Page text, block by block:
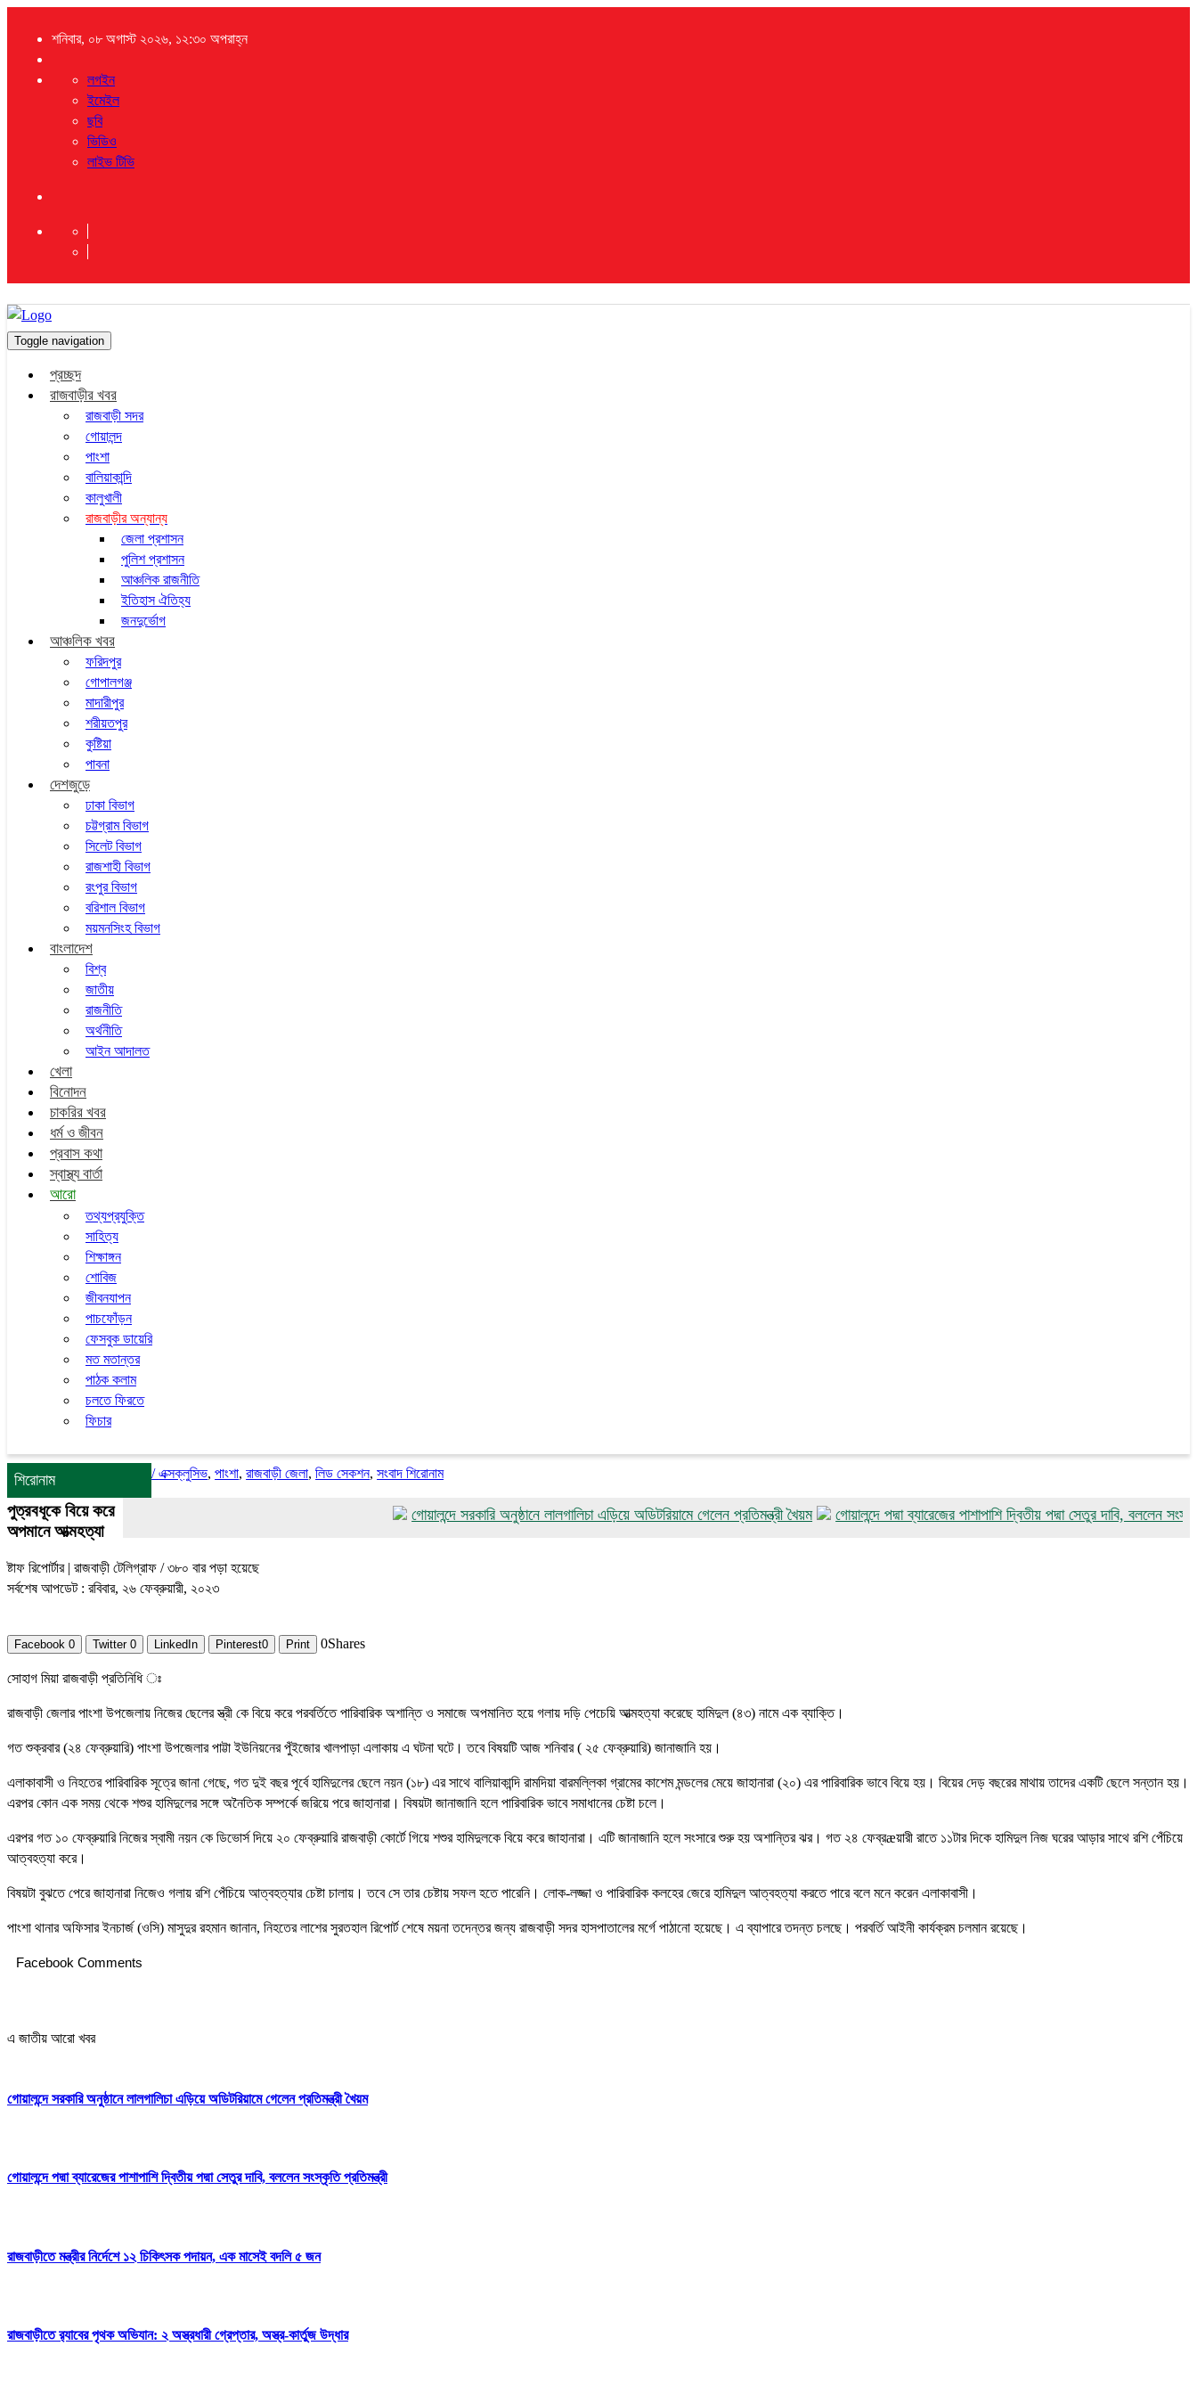
শনিবার, ০৮ অগাস্ট ২০২৬, ১২:৩০ অপরাহ্ন
লগইন
ইমেইল
ছবি
ভিডিও
লাইভ টিভি
Toggle navigation
প্রচ্ছদ
রাজবাড়ীর খবর
রাজবাড়ী সদর
গোয়ালন্দ
পাংশা
বালিয়াকান্দি
কালুখালী
রাজবাড়ীর অন্যান্য
জেলা প্রশাসন
পুলিশ প্রশাসন
আঞ্চলিক রাজনীতি
ইতিহাস ঐতিহ্য
জনদুর্ভোগ
আঞ্চলিক খবর
ফরিদপুর
গোপালগঞ্জ
মাদারীপুর
শরীয়তপুর
কুষ্টিয়া
পাবনা
দেশজুড়ে
ঢাকা বিভাগ
চট্টগ্রাম বিভাগ
সিলেট বিভাগ
রাজশাহী বিভাগ
রংপুর বিভাগ
বরিশাল বিভাগ
ময়মনসিংহ বিভাগ
বাংলাদেশ
বিশ্ব
জাতীয়
রাজনীতি
অর্থনীতি
আইন আদালত
খেলা
বিনোদন
চাকরির খবর
ধর্ম ও জীবন
প্রবাস কথা
স্বাস্থ্য বার্তা
আরো
তথ্যপ্রযুক্তি
সাহিত্য
শিক্ষাঙ্গন
শোবিজ
জীবনযাপন
পাচফোঁড়ন
ফেসবুক ডায়েরি
মত মতান্তর
পাঠক কলাম
চলতে ফিরতে
ফিচার
শিরোনাম
গোয়ালন্দে সরকারি অনুষ্ঠানে লালগালিচা এড়িয়ে অডিটরিয়ামে গেলেন প্রতিমন্ত্রী খৈয়ম
গোয়ালন্দে পদ্মা ব্যারেজের পাশাপাশি দ্বিতীয় পদ্মা সেতুর দাবি, বললেন সংস্কৃতি
/এক্সক্লুসিভ,পাংশা,রাজবাড়ী জেলা,লিড সেকশন,সংবাদ শিরোনাম
পুত্রবধূকে বিয়ে করে
অপমানে আত্মহত্যা
ষ্টাফ রিপোর্টার | রাজবাড়ী টেলিগ্রাফ / ৩৮০ বার পড়া হয়েছে
সর্বশেষ আপডেট : রবিবার, ২৬ ফেব্রুয়ারী, ২০২৩
Facebook 0 Twitter 0 LinkedIn Pinterest0 Print 0Shares
সোহাগ মিয়া রাজবাড়ী প্রতিনিধি ঃ
রাজবাড়ী জেলার পাংশা উপজেলায় নিজের ছেলের স্ত্রী কে বিয়ে করে পরবর্তিতে পারিবারিক অশান্তি ও সমাজে অপমানিত হয়ে গলায় দড়ি পেচেয়ি আত্মহত্যা করেছে হামিদুল (৪৩) নামে এক ব্যাক্তি।
গত শুক্রবার (২৪ ফেব্রুয়ারি) পাংশা উপজেলার পাট্টা ইউনিয়নের পুঁইজোর খালপাড়া এলাকায় এ ঘটনা ঘটে। তবে বিষয়টি আজ শনিবার ( ২৫ ফেব্রুয়ারি) জানাজানি হয়।
এলাকাবাসী ও নিহতের পারিবারিক সূত্রে জানা গেছে, গত দুই বছর পূর্বে হামিদুলের ছেলে নয়ন (১৮) এর সাথে বালিয়াকান্দি রামদিয়া বারমল্লিকা গ্রামের কাশেম মন্ডলের মেয়ে জাহানারা (২০) এর পারিবারিক ভাবে বিয়ে হয়। বিয়ের দেড় বছরের মাথায় তাদের একটি ছেলে সন্তান হয়।
এরপর কোন এক সময় থেকে শশুর হামিদুলের সঙ্গে অনৈতিক সম্পর্কে জরিয়ে পরে জাহানারা। বিষয়টা জানাজানি হলে পারিবারিক ভাবে সমাধানের চেষ্টা চলে।
এরপর গত ১০ ফেব্রুয়ারি নিজের স্বামী নয়ন কে ডিভোর্স দিয়ে ২০ ফেব্রুয়ারি রাজবাড়ী কোর্টে গিয়ে শশুর হামিদুলকে বিয়ে করে জাহানারা। এটি জানাজানি হলে সংসারে শুরু হয় অশান্তির ঝর। গত ২৪ ফেব্রæয়ারী রাতে ১১টার দিকে হামিদুল নিজ ঘরের আড়ার সাথে রশি পেঁচিয়ে
আত্বহত্যা করে।
বিষয়টা বুঝতে পেরে জাহানারা নিজেও গলায় রশি পেঁচিয়ে আত্বহত্যার চেষ্টা চালায়। তবে সে তার চেষ্টায় সফল হতে পারেনি। লোক-লজ্জা ও পারিবারিক কলহের জেরে হামিদুল আত্বহত্যা করতে পারে বলে মনে করেন এলাকাবাসী।
পাংশা থানার অফিসার ইনচার্জ (ওসি) মাসুদুর রহমান জানান, নিহতের লাশের সুরতহাল রিপোর্ট শেষে ময়না তদেন্তর জন্য রাজবাড়ী সদর হাসপাতালের মর্গে পাঠানো হয়েছে। এ ব্যাপারে তদন্ত চলছে। পরবর্তি আইনী কার্যক্রম চলমান রয়েছে।
Facebook Comments
এ জাতীয় আরো খবর
গোয়ালন্দে সরকারি অনুষ্ঠানে লালগালিচা এড়িয়ে অডিটরিয়ামে গেলেন প্রতিমন্ত্রী খৈয়ম
গোয়ালন্দে পদ্মা ব্যারেজের পাশাপাশি দ্বিতীয় পদ্মা সেতুর দাবি, বললেন সংস্কৃতি প্রতিমন্ত্রী
রাজবাড়ীতে মন্ত্রীর নির্দেশে ১২ চিকিৎসক পদায়ন, এক মাসেই বদলি ৫ জন
রাজবাড়ীতে র‌্যাবের পৃথক অভিযান: ২ অস্ত্রধারী গ্রেপ্তার, অস্ত্র-কার্তুজ উদ্ধার